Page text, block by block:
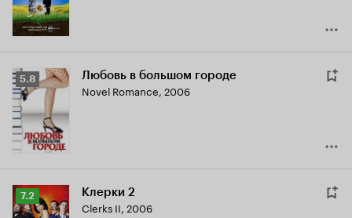
Рейтинг
Кинопоиска
5.8
5.8 Любовь в большом городе
Novel Romance, 2006
Рейтинг
Кинопоиска
7.2 Клерки 2
Clerks II, 2006